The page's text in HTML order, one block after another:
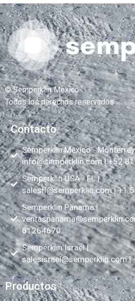
© Semperklin Mexico
Todos los derechos reservados.
Contacto
Semperklin México -
info@semperklin.com| +52
Semperklin USA - FL |
salesfl@semperklin.com| +1
Semperklin Panama |
61264670
Semperklin Israel |
salesisrael@semperklin.com|
Productos